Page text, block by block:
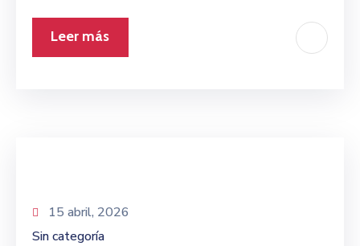
Leer más
15 abril, 2026
Sin categoría